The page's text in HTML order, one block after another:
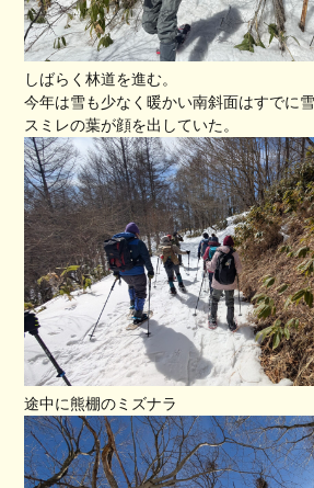
しばらく林道を進む。
今年は雪も少なく暖かい南斜面はすでに
スミレの葉が顔を出していた。
途中に熊棚のミズナラ